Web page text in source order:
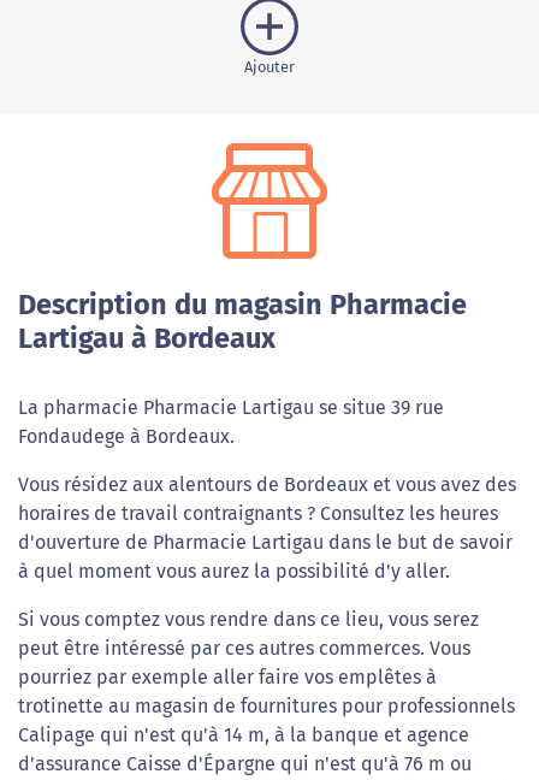
Ajouter
Description du magasin Pharmacie
Lartigau à Bordeaux
La pharmacie Pharmacie Lartigau se situe 39 rue
Fondaudege à Bordeaux.
Vous résidez aux alentours de Bordeaux et vous avez des
horaires de travail contraignants ? Consultez les heures
d'ouverture de Pharmacie Lartigau dans le but de savoir
à quel moment vous aurez la possibilité d'y aller.
Si vous comptez vous rendre dans ce lieu, vous serez
peut être intéressé par ces autres commerces. Vous
pourriez par exemple aller faire vos emplêtes à
trotinette au magasin de fournitures pour professionnels
Calipage qui n'est qu'à 14 m, à la banque et agence
d'assurance Caisse d'Épargne qui n'est qu'à 76 m ou